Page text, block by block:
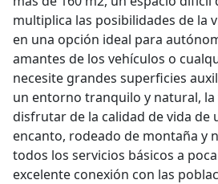
multiplica las posibilidades de la
en una opción ideal para
amantes de los vehículos o
necesite grandes superficies
un entorno tranquilo y natural,
disfrutar de la calidad de vida de
encanto, rodeado de montaña y
todos los servicios básicos a
excelente conexión con las